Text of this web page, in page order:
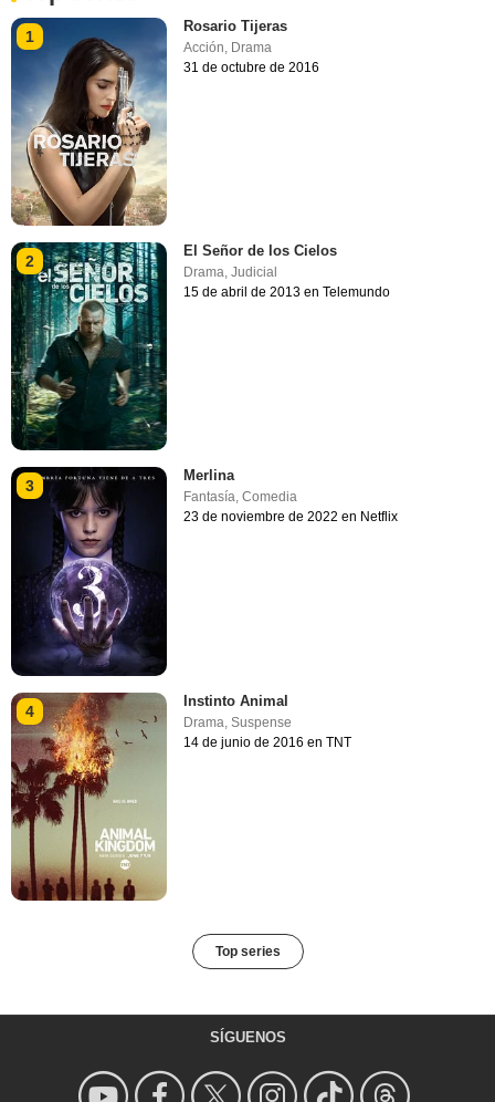
1
Rosario Tijeras
Acción Drama
31 de octubre de 2016
2
El Señor de los Cielos
Drama,Judicial
15 de abril de 2013 en Telemundo
3
Merlina
Fantasía,Comedia
23 de noviembre de 2022 en Netflix
4
Instinto Animal
Drama ,Suspense
14 de junio de 2016 en TNT
Top series
SÍGUENOS